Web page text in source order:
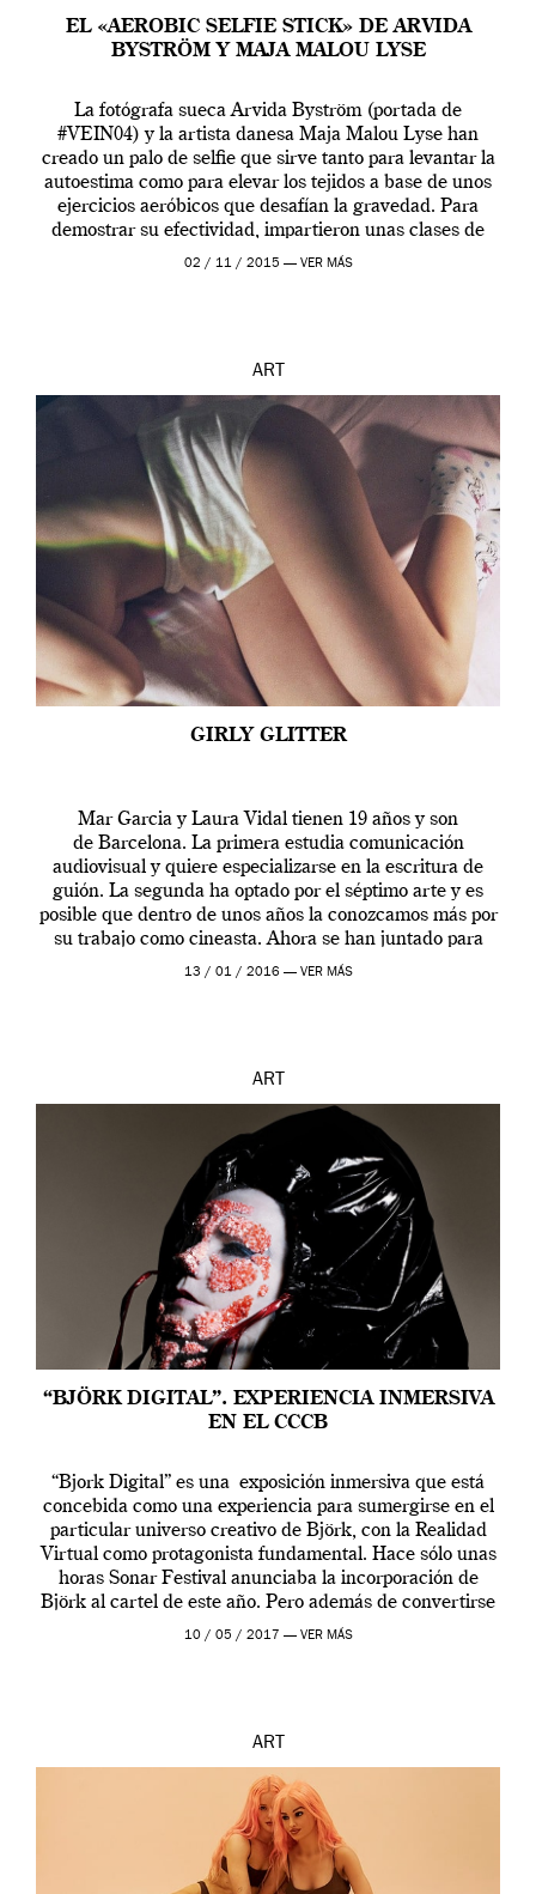
EL «AEROBIC SELFIE STICK» DE ARVIDA
BYSTRÖM Y MAJA MALOU LYSE
La fotógrafa sueca Arvida Byström (portada de
#VEIN04) y la artista danesa Maja Malou Lyse han
creado un palo de selfie que sirve tanto para levantar la
autoestima como para elevar los tejidos a base de unos
ejercicios aeróbicos que desafían la gravedad. Para
demostrar su efectividad, impartieron unas clases de
prueba en el Tate […]
02 / 11 / 2015 — VER MÁS
ART
GIRLY GLITTER
Mar Garcia y Laura Vidal tienen 19 años y son
de Barcelona. La primera estudia comunicación
audiovisual y quiere especializarse en la escritura de
guión. La segunda ha optado por el séptimo arte y es
posible que dentro de unos años la conozcamos más por
su trabajo como cineasta. Ahora se han juntado para
contarnos una […]
13 / 01 / 2016 — VER MÁS
ART
“BJÖRK DIGITAL”. EXPERIENCIA INMERSIVA
EN EL CCCB
“Bjork Digital” es una exposición inmersiva que está
concebida como una experiencia para sumergirse en el
particular universo creativo de Björk, con la Realidad
Virtual como protagonista fundamental. Hace sólo unas
horas Sonar Festival anunciaba la incorporación de
Björk al cartel de este año. Pero además de convertirse
en una de las actuaciones más relevantes […]
10 / 05 / 2017 — VER MÁS
ART